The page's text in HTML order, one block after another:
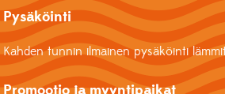
Pysäköinti
Kahden tunnin ilmainen pysäköinti
Promootio ja myyntipaikat